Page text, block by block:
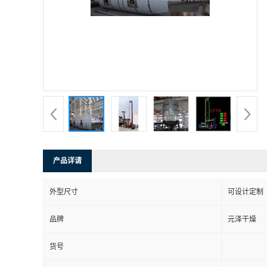
产品详请
外型尺寸 可设计定制
品牌 元泽干燥
货号